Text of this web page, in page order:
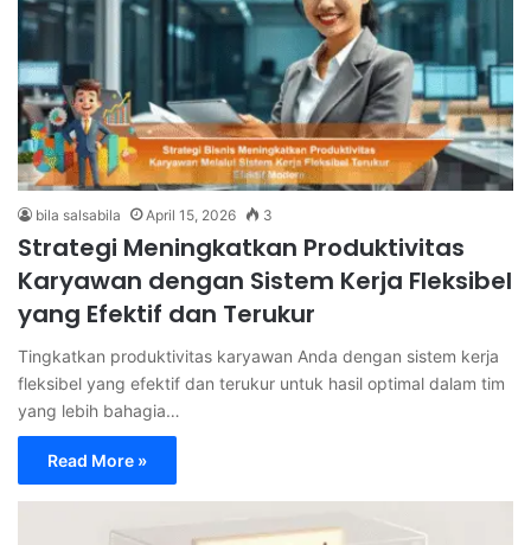
bila salsabila April 15, 2026 3
Strategi Meningkatkan Produktivitas
Karyawan dengan Sistem Kerja Fleksibel
yang Efektif dan Terukur
Tingkatkan produktivitas karyawan Anda dengan sistem kerja
fleksibel yang efektif dan terukur untuk hasil optimal dalam tim
yang lebih bahagia…
Read More »